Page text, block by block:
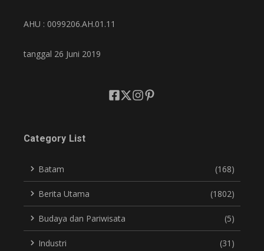
AHU : 0099206.AH.01.11
tanggal 26 Juni 2019
Category List
Batam (168)
Berita Utama (1802)
Budaya dan Pariwisata (5)
Industri (31)